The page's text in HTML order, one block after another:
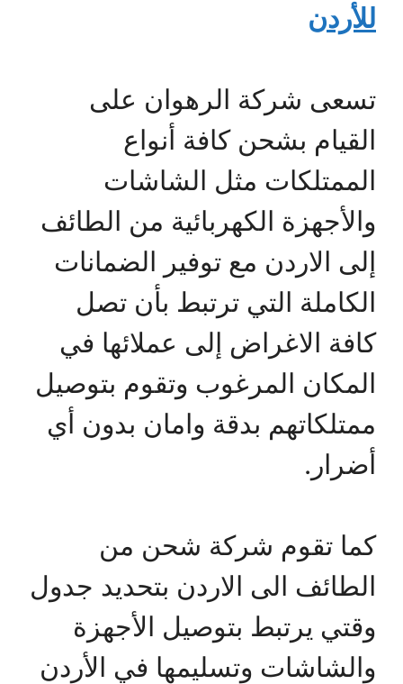
للأردن
تسعى شركة الرهوان على
القيام بشحن كافة أنواع
الممتلكات مثل الشاشات
والأجهزة الكهربائية من الطائف
إلى الاردن مع توفير الضمانات
الكاملة التي ترتبط بأن تصل
كافة الاغراض إلى عملائها في
المكان المرغوب وتقوم بتوصيل
ممتلكاتهم بدقة وامان بدون أي
أضرار.
كما تقوم شركة شحن من
الطائف الى الاردن بتحديد جدول
وقتي يرتبط بتوصيل الأجهزة
والشاشات وتسليمها في الأردن